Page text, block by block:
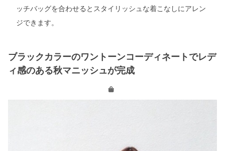
ッチバッグを合わせるとスタイリッシュな着こなしにアレン
ジできます。
ブラックカラーのワントーンコーディネートでレデ
ィ感のある秋マニッシュが完成